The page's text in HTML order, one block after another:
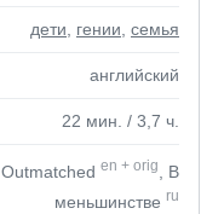
дети гении семья
английский
22 мин. / 3,7 ч.
Outmatched en + orig
, В
меньшинстве ru